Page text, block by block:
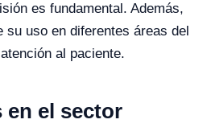
es fundamental. Además,
su uso en diferentes áreas del
al paciente.
en el sector